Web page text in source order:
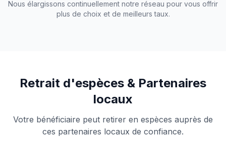
Nous élargissons continuellement notre réseau pour vous offrir
plus de choix et de meilleurs taux.
Retrait d'espèces & Partenaires
locaux
Votre bénéficiaire peut retirer en espèces auprès de
ces partenaires locaux de confiance.